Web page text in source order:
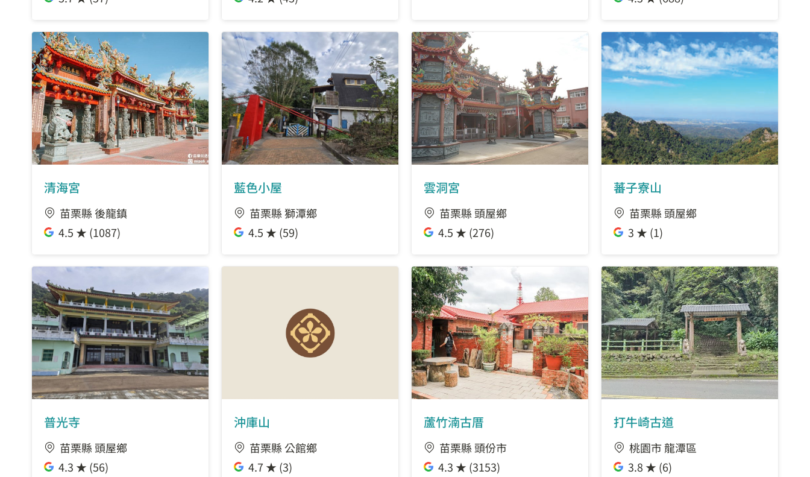
清海宮
苗栗縣 後龍鎮
4.5 ★ (1087)
藍色小屋
苗栗縣 獅潭鄉
4.5 ★ (59)
雲洞宮
苗栗縣 頭屋鄉
4.5 ★ (276)
蕃子寮山
苗栗縣 頭屋鄉
3 ★ (1)
普光寺
苗栗縣 頭屋鄉
4.3 ★ (56)
沖庫山
苗栗縣 公館鄉
4.7 ★ (3)
蘆竹湳古厝
苗栗縣 頭份市
4.3 ★ (3153)
打牛崎古道
桃園市 龍潭區
3.8 ★ (6)